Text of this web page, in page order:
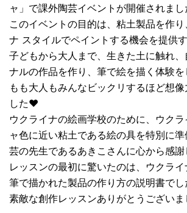
ャ」で課外陶芸イベントが開催されまし
このイベントの目的は、粘土製品を作
ナ スタイルでペイントする機会を提供す
子どもから大人まで、生きた土に触れ
ナルの作品を作り、筆で絵を描く体験
もも大人もみんなビックリするほど想
した❤️
ウクライナの絵画学校のために、ウク
ャ色に近い粘土である絵の具を特別に
芸の先生であるあきこさんに心から感謝
レッスンの最初に驚いたのは、ウクラ
筆で描かれた製品の作り方の説明書でし
素敵な創作レッスンありがとうござ